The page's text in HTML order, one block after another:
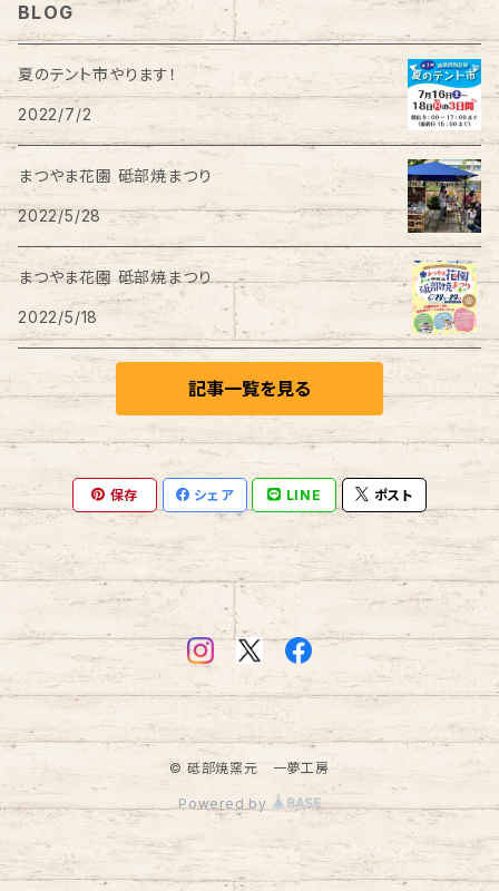
ワインカップ
ワインクーラー
豆皿
はし置き
風鈴
BLOG
夏のテント市やります！
2022/7/2
まつやま花園 砥部焼まつり
2022/5/28
まつやま花園 砥部焼まつり
2022/5/18
記事一覧を見る
保存 シェア LINE ポスト
© 砥部焼窯元 一夢工房
Powered by